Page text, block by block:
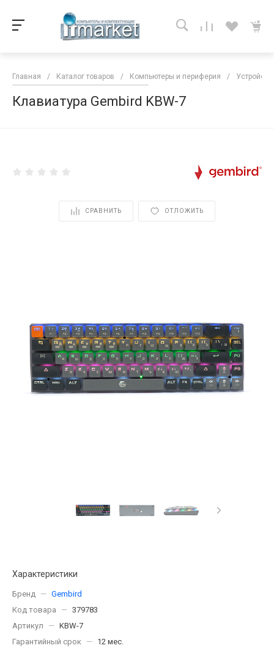
Главная / Каталог товаров / Компьютеры и периферия /
Клавиатура Gembird KBW-7
СРАВНИТЬ ОТЛОЖИТЬ
Характеристики
Бренд — Gembird
Код товара
— 379783
Артикул
— KBW-7
Гарантийный срок
— 12 мес.